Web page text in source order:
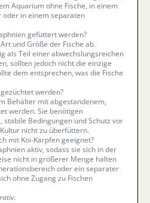
Aquarium ohne Fische, in einem
oder in einem separaten
gefüttert werden?
und Größe der Fische ab.
als Teil einer abwechslungsreichen
sollten jedoch nicht die einzige
dem entsprechen, was die Fische
werden?
Behälter mit abgestandenem,
werden. Sie benötigen
Bedingungen und Schutz vor
nicht zu überfüttern.
mit Koi-Karpfen geeignet?
aktiv, sodass sie sich in der
nicht in größerer Menge halten
oder ein separater
ohne Zugang zu Fischen